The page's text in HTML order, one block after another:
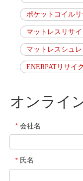
ポケットコイル
マットレスリサ
マットレスシュ
ENERPATリサイ
オンライ
* 会社名
* 氏名